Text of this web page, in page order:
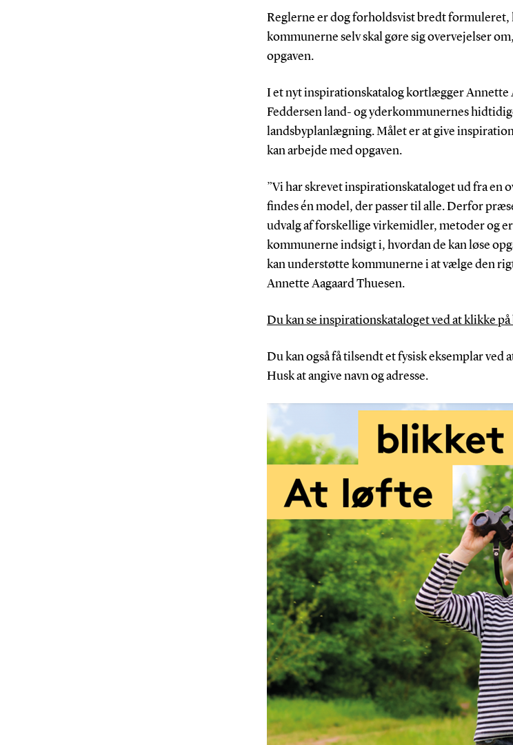
Reglerne er dog forholdsvist bredt formuleret,
kommunerne selv skal gøre sig overvejelser
opgaven.
I et nyt inspirationskatalog kortlægger Annette
Feddersen land- og yderkommunernes
landsbyplanlægning. Målet er at give
kan arbejde med opgaven.
”Vi har skrevet inspirationskataloget ud fra en
findes én model, der passer til alle. Derfor
udvalg af forskellige virkemidler, metoder og
kommunerne indsigt i, hvordan de kan løse
kan understøtte kommunerne i at vælge den
Annette Aagaard Thuesen.
Du kan se inspirationskataloget ved at klikke
Du kan også få tilsendt et fysisk eksemplar ved
Husk at angive navn og adresse.